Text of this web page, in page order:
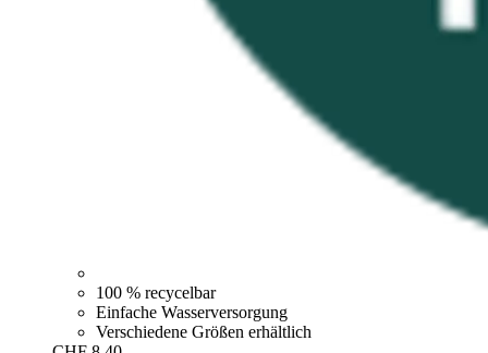
100 % recycelbar
Einfache Wasserversorgung
Verschiedene Größen erhältlich